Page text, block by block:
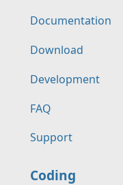
Documentation
Download
Development
FAQ
Support
Coding